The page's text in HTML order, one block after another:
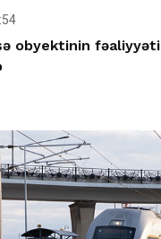
obyektinin fəaliyyəti